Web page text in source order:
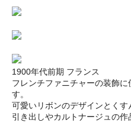
1900年代前期 フランス
フレンチファニチャーの装飾
す。
可愛いリボンのデザインとくす
引き出しやカルトナージュの作